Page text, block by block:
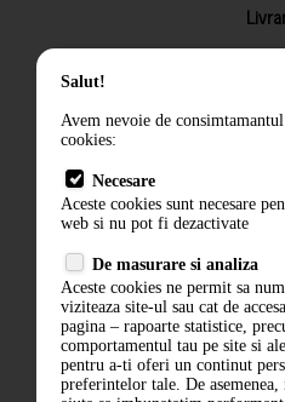
Returnarea
Termeni si
Politica de
Salut!
Avem nevoie de
cookies:
Necesare
Aceste cookies sunt necesare
web si nu pot fi dezactivate
De masurare si analiza
Aceste cookies ne permit sa
viziteaza site-ul sau cat de
pagina – rapoarte statistice,
comportamentul tau pe site si
pentru a-ti oferi un continut
preferintelor tale. De